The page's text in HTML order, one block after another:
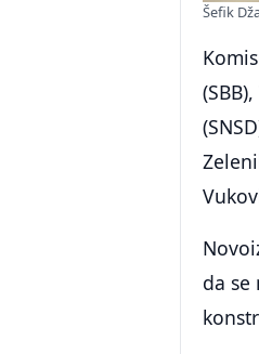
Šefik
da se